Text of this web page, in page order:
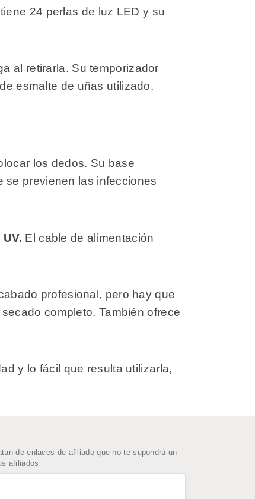
24 perlas de luz LED y su
al retirarla. Su temporizador
esmalte de uñas utilizado.
los dedos. Su base
se previenen las infecciones
El cable de alimentación
profesional, pero hay que
completo. También ofrece
y lo fácil que resulta utilizarla,
de enlaces de afiliado que no te supondrá un
afiliados